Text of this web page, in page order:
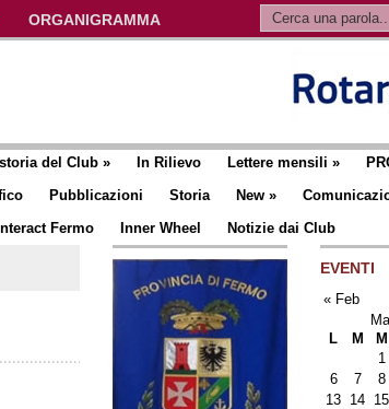
ORGANIGRAMMA
del Club » In Rilievo Lettere mensili »
Pubblicazioni Storia New »
Interact Fermo Inner Wheel Notizie dai Club
EVENTI
« Feb
L
M M
1
6
7 8
13 14 15